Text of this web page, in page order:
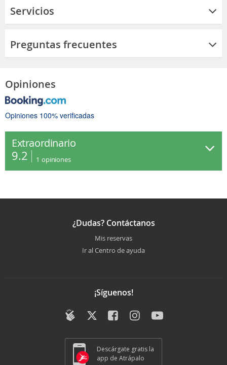
Servicios
Preguntas frecuentes
Opiniones
Opiniones 100% verificadas
Extraordinario
9.2 1 opiniones
¿Dudas? Contáctanos
Mis reservas
Ir al Centro de ayuda
¡Síguenos!
Descárgate gratis la
app de Atrápalo